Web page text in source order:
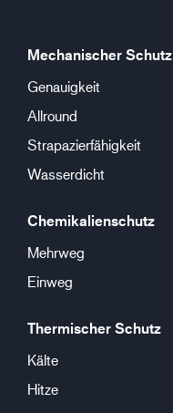
Mechanischer Schutz
Genauigkeit
Allround
Strapazierfähigkeit
Wasserdicht
Chemikalienschutz
Mehrweg
Einweg
Thermischer Schutz
Kälte
Hitze